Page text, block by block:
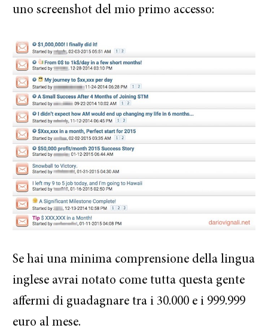
uno screenshot del mio primo accesso:
Se hai una minima comprensione della lingua
inglese avrai notato come tutta questa gente
affermi di guadagnare tra i 30.000 e i 999.999
euro al mese.